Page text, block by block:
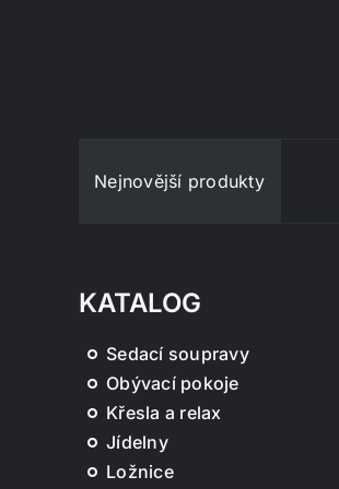
Nejnovější produkty
KATALOG
Sedací soupravy
Obývací pokoje
Křesla a relax
Jídelny
Ložnice